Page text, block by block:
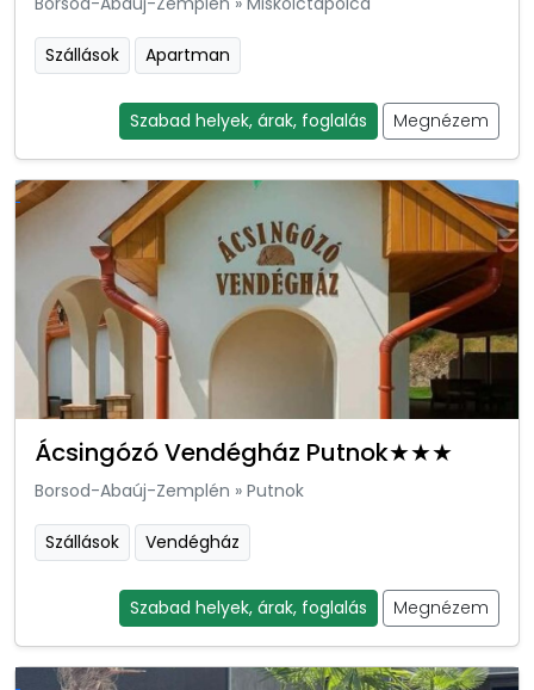
Szállások Apartman
Szabad helyek, árak, foglalás Megnézem
Ácsingózó Vendégház Putnok★★★
Borsod-Abaúj-Zemplén » Putnok
Szállások Vendégház
Szabad helyek, árak, foglalás Megnézem